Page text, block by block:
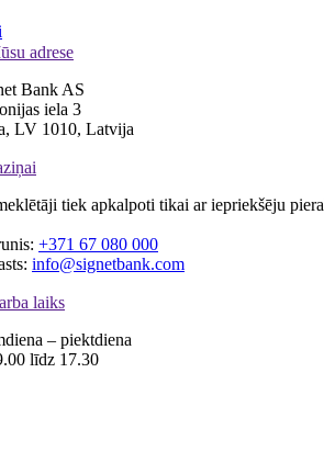
adrese
Bank AS
iela 3
LV 1010, Latvija
tiek apkalpoti tikai ar iepriekšēju
+371 67 080 000
info@signetbank.com
laiks
– piektdiena
līdz 17.30